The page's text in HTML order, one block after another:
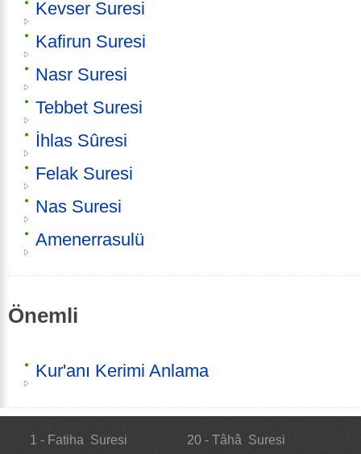
Kevser Suresi
Kafirun Suresi
Nasr Suresi
Tebbet Suresi
İhlas Sûresi
Felak Suresi
Nas Suresi
Amenerrasulü
Önemli
Kur'anı Kerimi Anlama
1 - Fatiha Suresi
20 - Tâhâ Suresi